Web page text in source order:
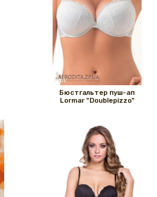
Бюстгальтер пуш-ап
Lormar "Doublepizzo"